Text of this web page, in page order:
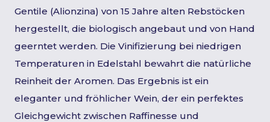
Gentile (Alionzina) von 15 Jahre alten Rebstöcken
hergestellt, die biologisch angebaut und von Hand
geerntet werden. Die Vinifizierung bei niedrigen
Temperaturen in Edelstahl bewahrt die natürliche
Reinheit der Aromen. Das Ergebnis ist ein
eleganter und fröhlicher Wein, der ein perfektes
Gleichgewicht zwischen Raffinesse und